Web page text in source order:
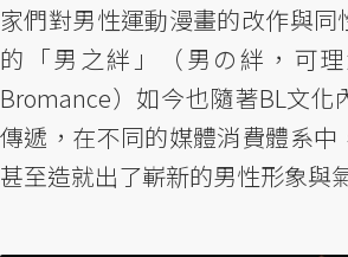
家們對男性運動漫畫的改作與
的「男之絆」（男の絆，可
Bromance）如今也隨著BL文化
傳遞，在不同的媒體消費體系中
甚至造就出了嶄新的男性形象與